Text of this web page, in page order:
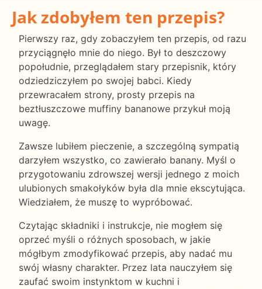
Jak zdobyłem ten przepis?
Pierwszy raz, gdy zobaczyłem ten przepis, od razu
przyciągnęło mnie do niego. Był to deszczowy
popołudnie, przeglądałem stary przepisnik, który
odziedziczyłem po swojej babci. Kiedy
przewracałem strony, prosty przepis na
beztłuszczowe muffiny bananowe przykuł moją
uwagę.
Zawsze lubiłem pieczenie, a szczególną sympatią
darzyłem wszystko, co zawierało banany. Myśl o
przygotowaniu zdrowszej wersji jednego z moich
ulubionych smakołyków była dla mnie ekscytująca.
Wiedziałem, że muszę to wypróbować.
Czytając składniki i instrukcje, nie mogłem się
oprzeć myśli o różnych sposobach, w jakie
mógłbym zmodyfikować przepis, aby nadać mu
swój własny charakter. Przez lata nauczyłem się
zaufać swoim instynktom w kuchni i